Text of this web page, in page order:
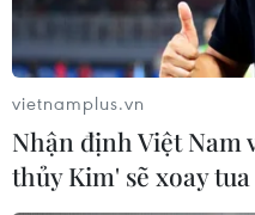
California (Mỹ), ngăn
viên quốc gia Yosemite
vietnamplus.vn
Nhận định Việt Nam
thủy Kim' sẽ xoay